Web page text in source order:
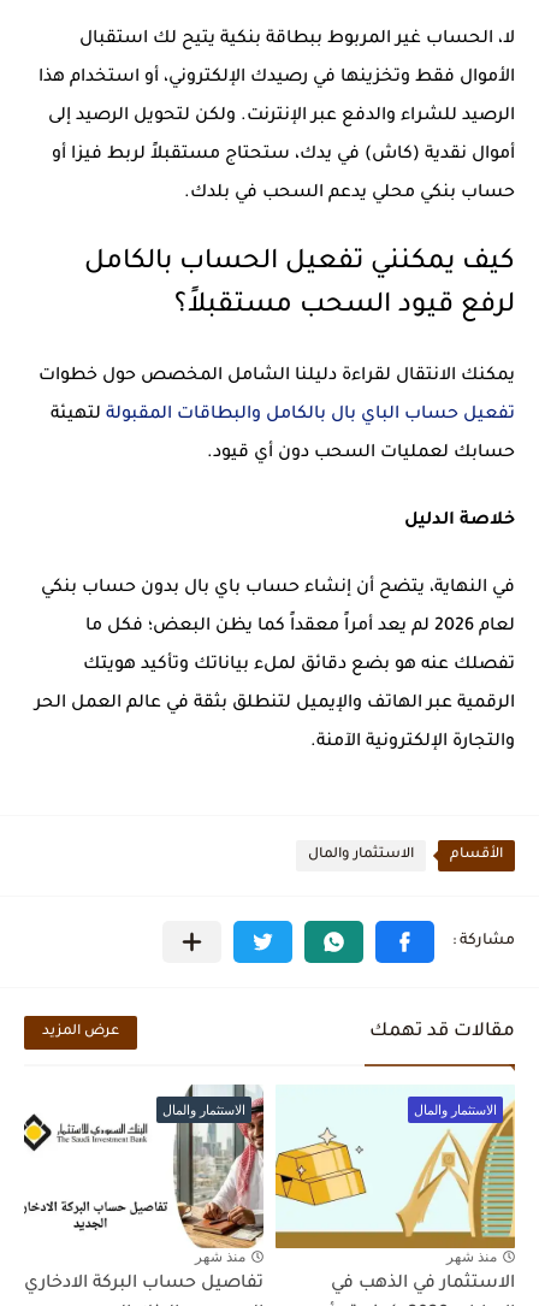
لا، الحساب غير المربوط ببطاقة بنكية يتيح لك استقبال
الأموال فقط وتخزينها في رصيدك الإلكتروني، أو استخدام هذا
الرصيد للشراء والدفع عبر الإنترنت. ولكن لتحويل الرصيد إلى
أموال نقدية (كاش) في يدك، ستحتاج مستقبلاً لربط فيزا أو
حساب بنكي محلي يدعم السحب في بلدك.
كيف يمكنني تفعيل الحساب بالكامل
لرفع قيود السحب مستقبلاً؟
يمكنك الانتقال لقراءة دليلنا الشامل المخصص حول خطوات
تفعيل حساب الباي بال بالكامل والبطاقات المقبولة لتهيئة
حسابك لعمليات السحب دون أي قيود.
خلاصة الدليل
في النهاية، يتضح أن إنشاء حساب باي بال بدون حساب بنكي
لعام 2026 لم يعد أمراً معقداً كما يظن البعض؛ فكل ما
تفصلك عنه هو بضع دقائق لملء بياناتك وتأكيد هويتك
الرقمية عبر الهاتف والإيميل لتنطلق بثقة في عالم العمل الحر
والتجارة الإلكترونية الآمنة.
الأقسام الاستثمار والمال
مقالات قد تهمك عرض المزيد
الاستثمار والمال
منذ شهر
الاستثمار في الذهب في
الاستثمار والمال
منذ شهر
تفاصيل حساب البركة الادخاري